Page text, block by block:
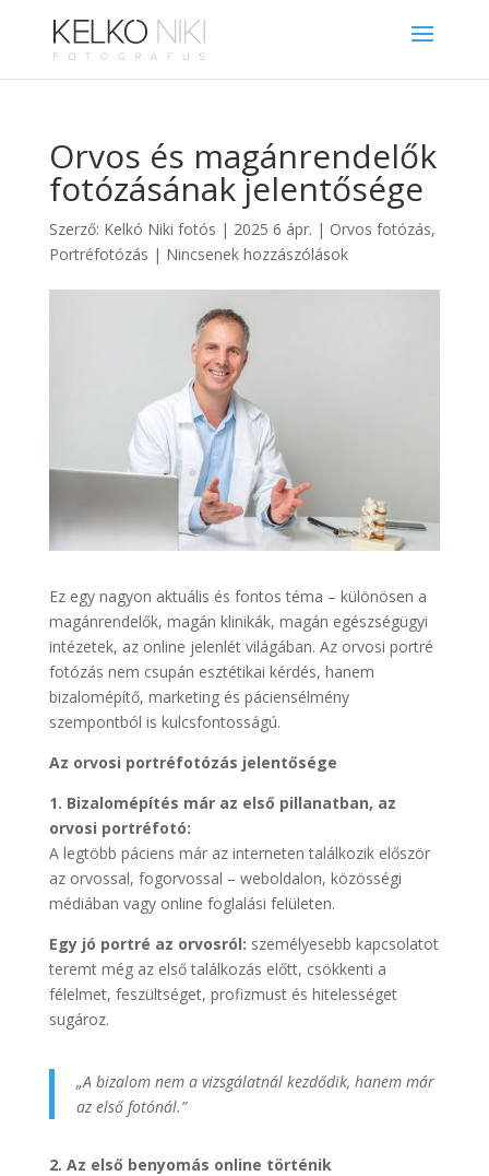
Orvos és magánrendelők
fotózásának jelentősége
Szerző: Kelkó Niki fotós | 2025 6 ápr. | Orvos fotózás,
Portréfotózás | Nincsenek hozzászólások
Ez egy nagyon aktuális és fontos téma – különösen a
magánrendelők, magán klinikák, magán egészségügyi
intézetek, az online jelenlét világában. Az orvosi portré
fotózás nem csupán esztétikai kérdés, hanem
bizalomépítő, marketing és páciensélmény
szempontból is kulcsfontosságú.
Az orvosi portréfotózás jelentősége
1. Bizalomépítés már az első pillanatban, az
orvosi portréfotó:
A legtöbb páciens már az interneten találkozik először
az orvossal, fogorvossal – weboldalon, közösségi
médiában vagy online foglalási felületen.
Egy jó portré az orvosról: személyesebb kapcsolatot
teremt még az első találkozás előtt, csökkenti a
félelmet, feszültséget, profizmust és hitelességet
sugároz.
„A bizalom nem a vizsgálatnál kezdődik, hanem már
az első fotónál.”
2. Az első benyomás online történik